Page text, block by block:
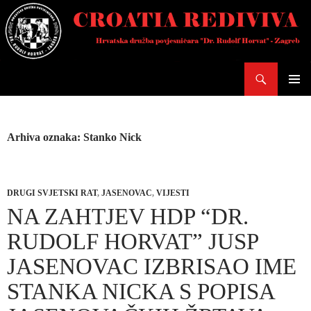
Skoči
do
sadržaja
Arhiva oznaka: Stanko Nick
DRUGI SVJETSKI RAT, JASENOVAC, VIJESTI
NA ZAHTJEV HDP “DR.
RUDOLF HORVAT” JUSP
JASENOVAC IZBRISAO IME
STANKA NICKA S POPISA